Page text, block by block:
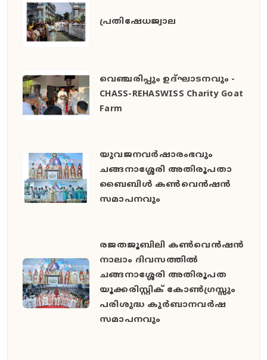
പ്രതിഷേധജ്വാല
വെഞ്ചരിപ്പും ഉദ്ഘാടനവും -
CHASS-REHASWISS Charity Goat
Farm
യുവജനവർഷാരംഭവും
ചങ്ങനാശ്ശേരി അതിരൂപതാ
ബൈബിൾ കൺവെൻഷൻ
സമാപനവും
രജതജൂബിലി കൺവെൻഷൻ
നാലാം ദിവസത്തിൽ
ചങ്ങനാശ്ശേരി അതിരൂപത
യൂക്കരിസ്റ്റിക് കോൺഗ്രസ്സും
പരിശുദ്ധ കുർബാനവർഷ
സമാപനവും